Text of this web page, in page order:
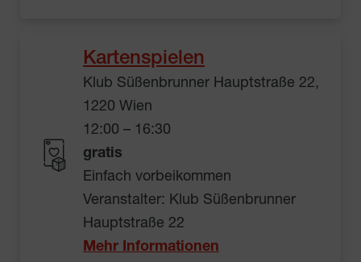
Kartenspielen
Klub Süßenbrunner Hauptstraße 22,
1220 Wien
12:00 – 16:30
gratis
Einfach vorbeikommen
Veranstalter: Klub Süßenbrunner
Hauptstraße 22
Mehr Informationen